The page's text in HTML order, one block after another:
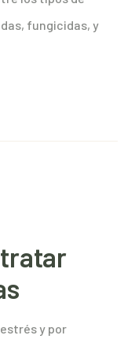
fungicidas, y
y por